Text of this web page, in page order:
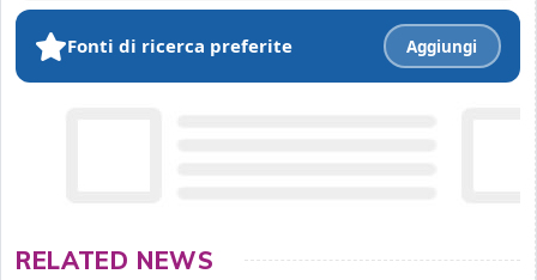
Fonti di ricerca preferite Aggiungi
RELATED NEWS